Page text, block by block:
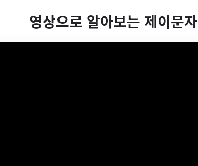
영상으로 알아보는 제이문자